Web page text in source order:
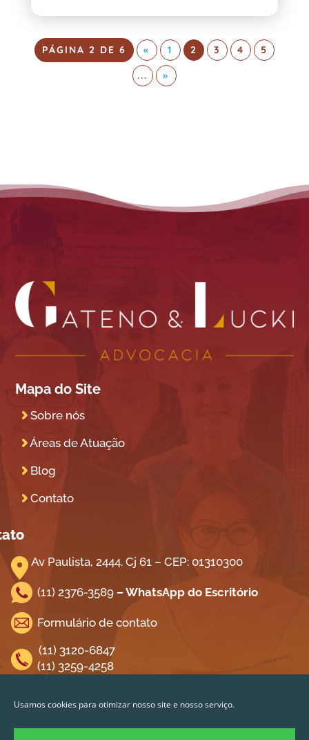
Usamos cookies para otimizar nosso site e nosso serviço.
PÁGINA 2 DE 6 « 1 2 3 4 5
... »
Mapa do Site
Sobre nós
Áreas de Atuação
Blog
Contato
Av Paulista, 2444. Cj 61 – CEP: 01310300
(11) 2376-3589 – WhatsApp do Escritório
Formulário de contato
(11) 3120-6847
(11) 3259-4258
nos na Redes Sociais!
/gatenoelucki